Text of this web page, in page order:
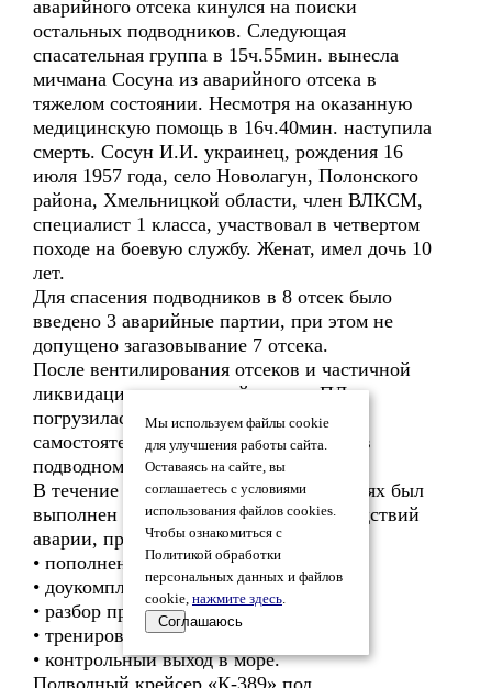
аварийного отсека кинулся на поиски
остальных подводников. Следующая
спасательная группа в 15ч.55мин. вынесла
мичмана Сосуна из аварийного отсека в
тяжелом состоянии. Несмотря на оказанную
медицинскую помощь в 16ч.40мин. наступила
смерть. Сосун И.И. украинец, рождения 16
июля 1957 года, село Новолагун, Полонского
района, Хмельницкой области, член ВЛКСМ,
специалист 1 класса, участвовал в четвертом
походе на боевую службу. Женат, имел дочь 10
лет.
Для спасения подводников в 8 отсек было
введено 3 аварийные партии, при этом не
допущено загазовывание 7 отсека.
После вентилирования отсеков и частичной
ликвидации последствий аварии ПЛ
погрузилась и по приказанию КП ТОФ
самостоятельно начала переход в базу в
подводном положении.
В течение 15 суток в заводских условиях был
выполнен ремонт и ликвидация последствий
аварии, проведены:
• пополнение запасов;
• доукомплектование экипажа;
• разбор причин аварии;
• тренировки и учения с экипажем
• контрольный выход в море.
Подводный крейсер «К-389» под
Мы используем файлы cookie
для улучшения работы сайта.
Оставаясь на сайте, вы
соглашаетесь с условиями
использования файлов cookies.
Чтобы ознакомиться с
Политикой обработки
персональных данных и файлов
cookie, нажмите здесь.
Соглашаюсь